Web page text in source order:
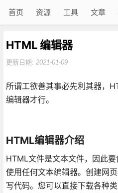
首页 资源 工具 文章
HTML 编辑器
更新日期: 2021-01-09
所谓工欲善其事必先利其器，
编辑器才行。
HTML编辑器介绍
HTML文件是文本文件，因此
使用任何文本编辑器。创建网
写代码。您可以直接下载各种